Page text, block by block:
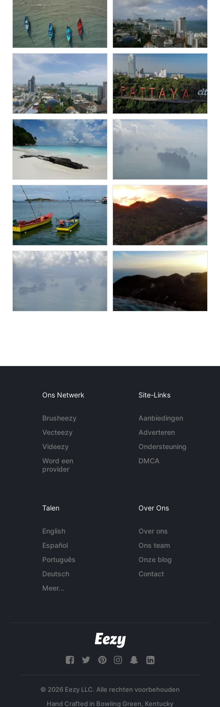
Ons Netwerk
Brusheezy
Vecteezy
Videezy
Word een
provider
Site-Links
Aanbiedingen
Adverteren
Ondersteuning
DMCA
Talen
English
Español
Português
Deutsch
Meer...
Over Ons
Over ons
Ons team
Onze blog
Contact
© 2026 Eezy LLC. Alle rechten voorbehouden